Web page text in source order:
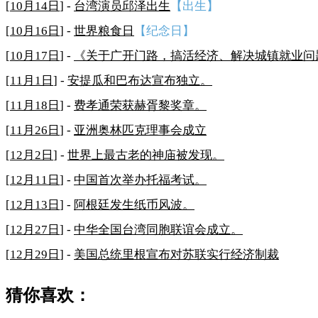
[10月14日 ] - 台湾演员邱泽出生
【出生】
[10月16日 ] - 世界粮食日
【纪念日】
[10月17日 ] -
《关于广开门路，搞活经济、解决城镇就业问
[11月1日 ] - 安提瓜和巴布达宣布独立。
[11月18日 ] - 费孝通荣获赫胥黎奖章。
[11月26日 ] - 亚洲奥林匹克理事会成立
[12月2日 ] - 世界上最古老的神庙被发现。
[12月11日 ] - 中国首次举办托福考试。
[12月13日 ] - 阿根廷发生纸币风波。
[12月27日 ] - 中华全国台湾同胞联谊会成立。
[12月29日 ] - 美国总统里根宣布对苏联实行经济制裁
猜你喜欢：